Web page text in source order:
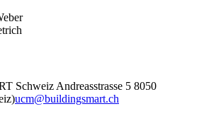
SchweizAndreasstrasse 5 8050
ucm@buildingsmart.ch